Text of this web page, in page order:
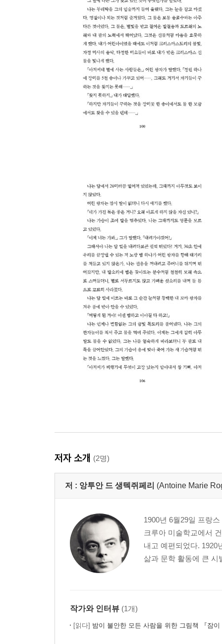
저자 소개 (2명)
저 : 앙투안 드 생텍쥐페리 (Antoine Marie
1900년 6월29일 프랑
크루아 미술학교에서
내고 예편되었다. 1920
삶과 문학 활동에 큰 시
작가와 인터뷰 (1개)
[읽다] 밤이 불안한 모든 사람을 위한 그림책 『잠이 달아